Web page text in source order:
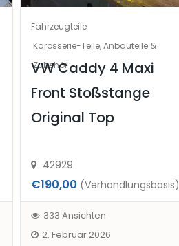
Fahrzeugteile
Karosserie-Teile, Anbauteile &
Zubehör
VW Caddy 4 Maxi
Front Stoßstange
Original Top
42929
€190,00 (Verhandlungsbasis)
333 Ansichten
2. Februar 2026